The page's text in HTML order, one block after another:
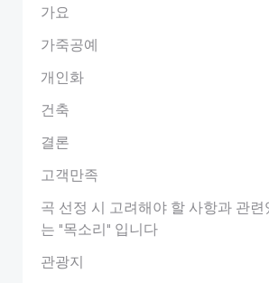
가요
가죽공예
개인화
건축
결론
고객만족
곡 선정 시 고려해야 할 사항과 관련
는 "목소리" 입니다
관광지